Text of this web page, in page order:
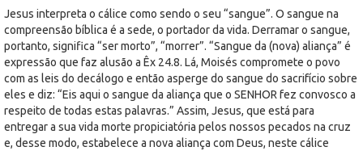
Jesus interpreta o cálice como sendo o seu “sangue”. O sangue na
compreensão bíblica é a sede, o portador da vida. Derramar o sangue,
portanto, significa “ser morto”, “morrer”. “Sangue da (nova) aliança” é
expressão que faz alusão a Êx 24.8. Lá, Moisés compromete o povo
com as leis do decálogo e então asperge do sangue do sacrifício sobre
eles e diz: “Eis aqui o sangue da aliança que o SENHOR fez convosco a
respeito de todas estas palavras.” Assim, Jesus, que está para
entregar a sua vida morte propiciatória pelos nossos pecados na cruz
e, desse modo, estabelece a nova aliança com Deus, neste cálice